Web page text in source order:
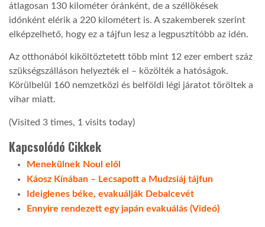
LINKTR.EE
DOBRAVERO.HU
LATIMO.HU
GLOBOBOOK
átlagosan 130 kilométer óránként, de a széllökések
időnként elérik a 220 kilométert is. A szakemberek szerint
elképzelhető, hogy ez a tájfun lesz a legpusztítóbb az idén.
Az otthonából kiköltöztetett több mint 12 ezer embert száz
szükségszálláson helyezték el – közölték a hatóságok.
Körülbelül 160 nemzetközi és belföldi légi járatot töröltek a
vihar miatt.
(Visited 3 times, 1 visits today)
Kapcsolódó Cikkek
Menekülnek Noul elől
Káosz Kínában – Lecsapott a Mudzsiáj tájfun
Ideiglenes béke, evakuálják Debalcevét
Ennyire rendezett egy japán evakuálás (Videó)